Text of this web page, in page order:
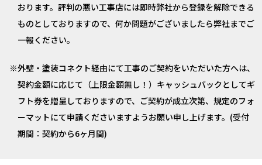
おります。評判の悪い工事店には即時弊社から登録を解除できる
ものとしておりますので、何か問題がございましたら弊社までご
一報ください。
外壁・塗装コネクト経由にて工事のご契約をいただいた方へは、
契約金額に応じて（上限金額無し！）キャッシュバックとしてギ
フト券を贈呈しておりますので、ご契約が成立次第、規定のフォ
ーマットにて申請くださいますようお願い申し上げます。(受付
期間：契約から6ヶ月間)